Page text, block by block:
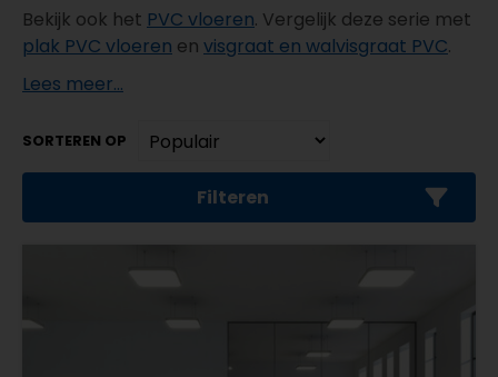
Bekijk ook het PVC vloeren. Vergelijk deze serie met
plak PVC vloeren en visgraat en walvisgraat PVC.
Lees meer...
SORTEREN OP
Filteren